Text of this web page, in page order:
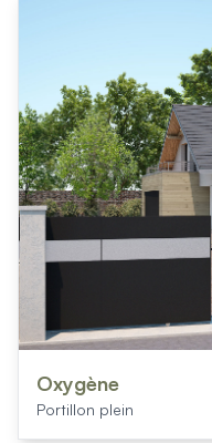
Oxygène
Portillon plein